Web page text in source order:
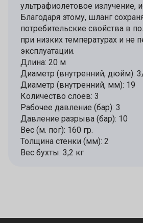
ультрафиолетовое излучение,
Благодаря этому, шланг
потребительские свойства в
при низких температурах и не
эксплуатации.
Длина: 20 м
Диаметр (внутренний, дюйм):
Диаметр (внутренний, мм): 19
Количество слоев: 3
Рабочее давление (бар): 3
Давление разрыва (бар): 10
Вес (м. пог): 160 гр.
Толщина стенки (мм): 2
Вес бухты: 3,2 кг